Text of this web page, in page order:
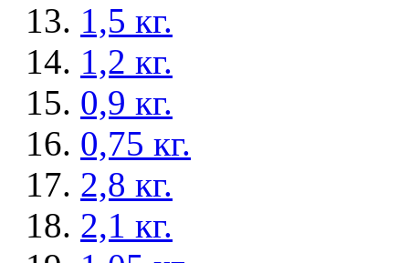
1,5 кг.
1,2 кг.
0,9 кг.
0,75 кг.
2,8 кг.
2,1 кг.